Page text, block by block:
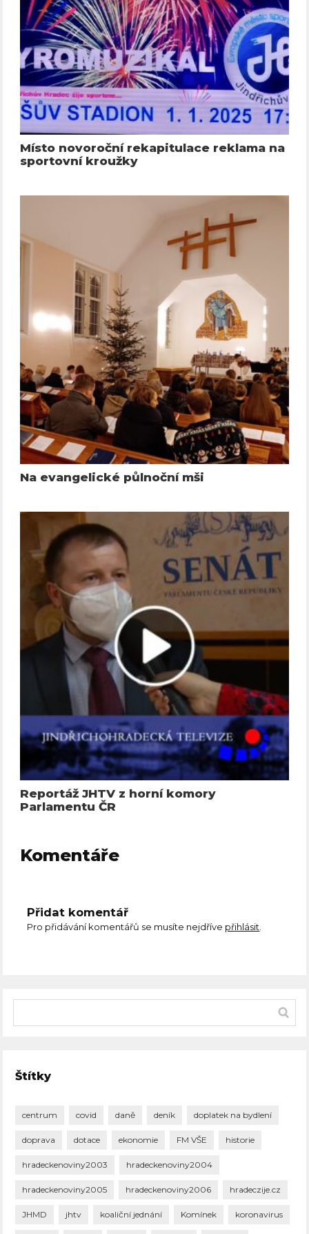
Místo novoroční rekapitulace reklama na
sportovní kroužky
Na evangelické půlnoční mši
Reportáž JHTV z horní komory
Parlamentu ČR
Komentáře
Přidat komentář
Pro přidávání komentářů se musíte nejdříve přihlásit.
Štítky
centrum covid daně deník doplatek na bydlení
doprava dotace ekonomie FM VŠE historie
hradeckenoviny2003 hradeckenoviny2004
hradeckenoviny2005 hradeckenoviny2006 hradeczije.cz
JHMD jhtv koaliční jednání Komínek koronavirus